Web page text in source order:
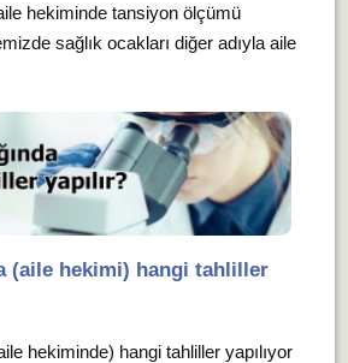
hekiminde tansiyon ölçümü
sağlık ocakları diğer adıyla aile
(aile hekimi) hangi tahliller
hekiminde) hangi tahliller yapılıyor